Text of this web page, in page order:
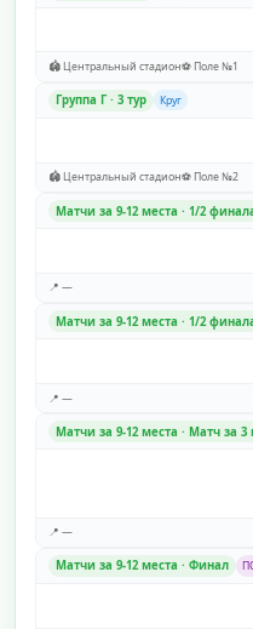
🏟️ Центральный стадион⚽ Поле №1
Группа Г · 3 тур Круг
🏟️ Центральный стадион⚽ Поле №2
Матчи за 9-12 места · 1/2
📍 —
Матчи за 9-12 места · 1/2
📍 —
Матчи за 9-12 места · Матч за 3
📍 —
Матчи за 9-12 места · Финал